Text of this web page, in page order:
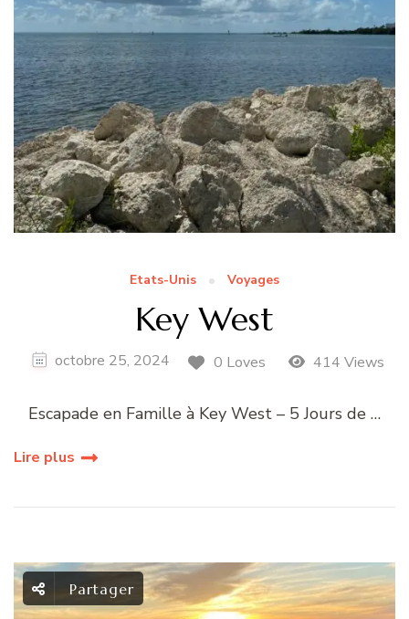
Etats-Unis Voyages
Key West
octobre 25, 2024 0 Loves 414 Views
Escapade en Famille à Key West – 5 Jours de …
Lire plus
Partager